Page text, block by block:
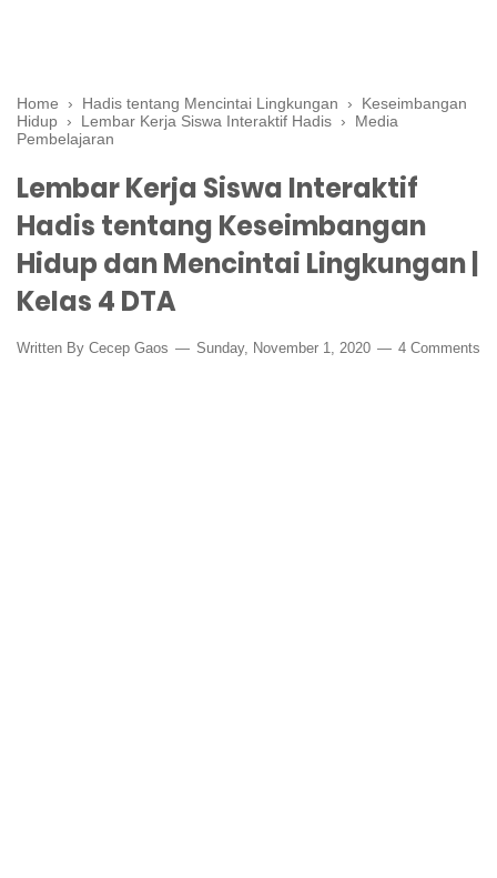
Home › Hadis tentang Mencintai Lingkungan › Keseimbangan
Hidup › Lembar Kerja Siswa Interaktif Hadis › Media
Pembelajaran
Lembar Kerja Siswa Interaktif
Hadis tentang Keseimbangan
Hidup dan Mencintai Lingkungan |
Kelas 4 DTA
Written By Cecep Gaos Sunday, November 1, 2020 4 Comments